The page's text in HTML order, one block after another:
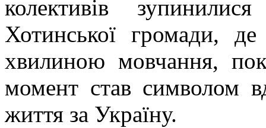
колективів
Хотинської громади,
хвилиною мовчання,
момент став символом
життя за Україну.